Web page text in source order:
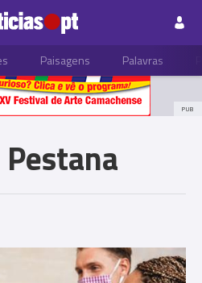
Paisagens Palavras
PUB